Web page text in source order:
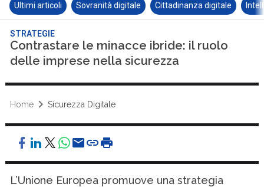
Ultimi articoli Sovranità digitale Cittadinanza digitale
STRATEGIE
Contrastare le minacce ibride: il ruolo
delle imprese nella sicurezza
Home Sicurezza Digitale
L’Unione Europea promuove una strategia